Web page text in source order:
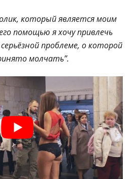
который является моим
помощью я хочу привлечь
проблеме, о которой
молчать”.